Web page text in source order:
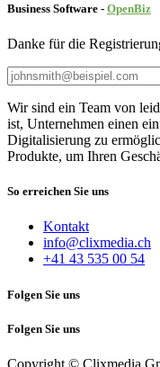
Business Software - OpenBiz
Danke für die
Wir sind ein Team von
ist, Unternehmen einen
Digitalisierung zu
Produkte, um Ihren
So erreichen Sie uns
Kontakt
info@clixmedia.ch
+41 43 535 00 54
Folgen Sie uns
Folgen Sie uns
Copyright © Clixmedia